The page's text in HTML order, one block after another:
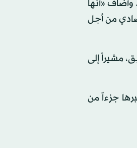
وأضاف «أنها
من أجل
مشيراً إلى
جزءاً من